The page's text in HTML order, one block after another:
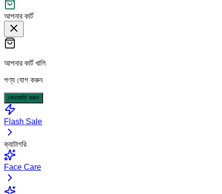
আপনার কার্ট
আপনার কার্ট খালি
পণ্য যোগ করুন
কেনাকাটা করুন
Flash Sale
ক্যাটাগরি
Face Care